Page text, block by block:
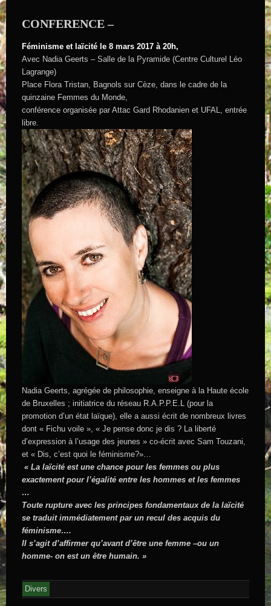
CONFERENCE –
Féminisme et laïcité le 8 mars 2017 à 20h,
Avec Nadia Geerts – Salle de la Pyramide (Centre Culturel Léo
Lagrange)
Place Flora Tristan, Bagnols sur Cèze, dans le cadre de la
quinzaine Femmes du Monde,
conférence organisée par Attac Gard Rhodanien et UFAL, entrée
libre.
Nadia Geerts, agrégée de philosophie, enseigne à la Haute école
de Bruxelles ; initiatrice du réseau R.A.P.P.E.L (pour la
promotion d’un état laïque), elle a aussi écrit de nombreux livres
dont « Fichu voile », « Je pense donc je dis ? La liberté
d’expression à l’usage des jeunes » co-écrit avec Sam Touzani,
et « Dis, c’est quoi le féminisme?»…
« La laïcité est une chance pour les femmes ou plus
exactement pour l’égalité entre les hommes et les femmes
…
Toute rupture avec les principes fondamentaux de la laïcité
se traduit immédiatement par un recul des acquis du
féminisme….
Il s’agit d’affirmer qu’avant d’être une femme –ou un
homme- on est un être humain. »
Divers